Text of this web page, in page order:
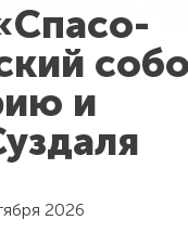
и
2026